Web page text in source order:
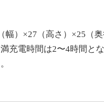
）×27（高さ）×25（
充電時間は2〜4時間と